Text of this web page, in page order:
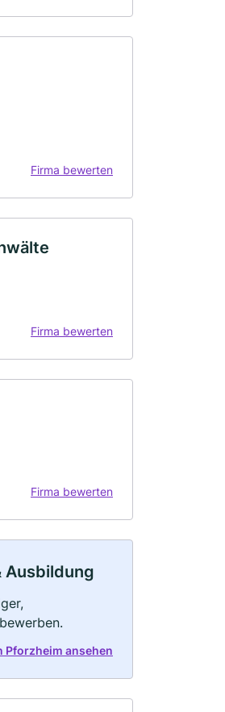
Firma bewerten
Firma bewerten
Firma bewerten
Ausbildung
ansehen